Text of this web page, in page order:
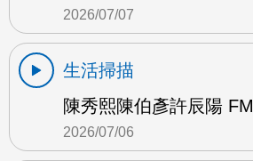
2026/07/07
生活掃描
陳秀熙陳伯彥許辰陽
2026/07/06